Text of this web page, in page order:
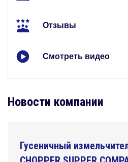
Отзывы
Смотреть видео
Новости компании
Гусеничный